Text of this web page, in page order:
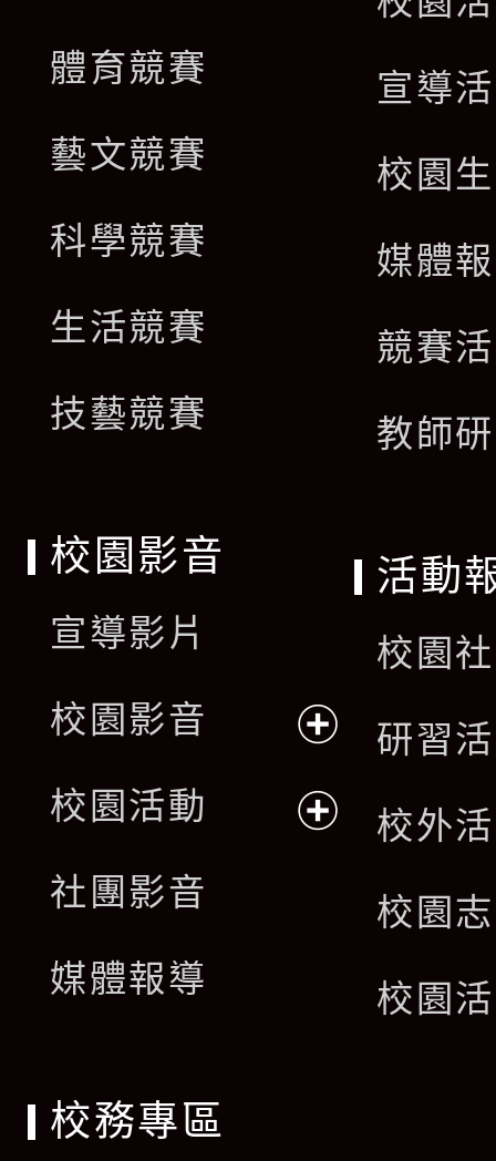
體育競賽
藝文競賽
科學競賽
生活競賽
技藝競賽
宣導
校園
媒體
競賽
教師
校園影音
宣導影片
校園影音
開
校園活動
社團影音
媒體報導
活動
校園
研習
校外
校園
校園
校務專區